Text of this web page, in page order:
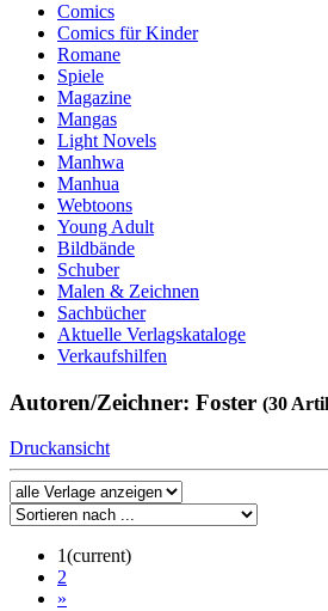
Comics
Comics für Kinder
Romane
Spiele
Magazine
Mangas
Light Novels
Manhwa
Manhua
Webtoons
Young Adult
Bildbände
Schuber
Malen & Zeichnen
Sachbücher
Aktuelle Verlagskataloge
Verkaufshilfen
Autoren/Zeichner: Foster (30
Druckansicht
1(current)
2
»